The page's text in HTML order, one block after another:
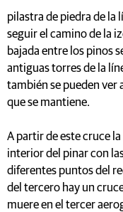
pilastra de piedra de la
seguir el camino de la
bajada entre los pinos
antiguas torres de la
también se pueden ver
que se mantiene.
A partir de este cruce
interior del pinar con
diferentes puntos del
del tercero hay un
muere en el tercer